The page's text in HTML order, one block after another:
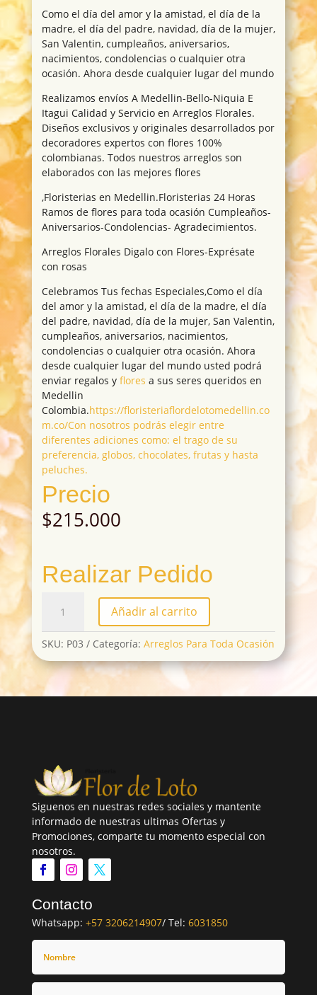
Como el día del amor y la amistad, el día de la
madre, el día del padre, navidad, día de la mujer,
San Valentin, cumpleaños, aniversarios,
nacimientos, condolencias o cualquier otra
ocasión. Ahora desde cualquier lugar del mundo
Realizamos envíos A Medellin-Bello-Niquia E
Itagui Calidad y Servicio en Arreglos Florales.
Diseños exclusivos y originales desarrollados por
decoradores expertos con flores 100%
colombianas. Todos nuestros arreglos son
elaborados con las mejores flores
,Floristerias en Medellin.Floristerias 24 Horas
Ramos de flores para toda ocasión Cumpleaños-
Aniversarios-Condolencias- Agradecimientos.
Arreglos Florales Digalo con Flores-Exprésate
con rosas
Celebramos Tus fechas Especiales,Como el día
del amor y la amistad, el día de la madre, el día
del padre, navidad, día de la mujer, San Valentin,
cumpleaños, aniversarios, nacimientos,
condolencias o cualquier otra ocasión. Ahora
desde cualquier lugar del mundo usted podrá
enviar regalos y flores a sus seres queridos en
Medellin
Colombia.https://floristeriaflordelotomedellin.co
m.co/Con nosotros podrás elegir entre
diferentes adiciones como: el trago de su
preferencia, globos, chocolates, frutas y hasta
peluches.
Precio
$215.000
Realizar Pedido
cantidad
Añadir al carrito
SKU: P03 Categoría: Arreglos Para Toda Ocasión
Siguenos en nuestras redes sociales y mantente
informado de nuestras ultimas Ofertas y
Promociones, comparte tu momento especial con
nosotros.
Contacto
Whatsapp: +57 3206214907/ Tel: 6031850